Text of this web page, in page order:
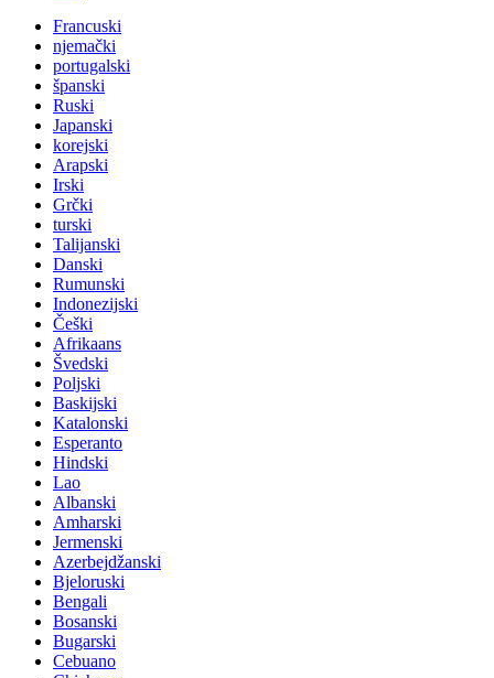
Francuski
njemački
portugalski
španski
Ruski
Japanski
korejski
Arapski
Irski
Grčki
turski
Talijanski
Danski
Rumunski
Indonezijski
Češki
Afrikaans
Švedski
Poljski
Baskijski
Katalonski
Esperanto
Hindski
Lao
Albanski
Amharski
Jermenski
Azerbejdžanski
Bjeloruski
Bengali
Bosanski
Bugarski
Cebuano